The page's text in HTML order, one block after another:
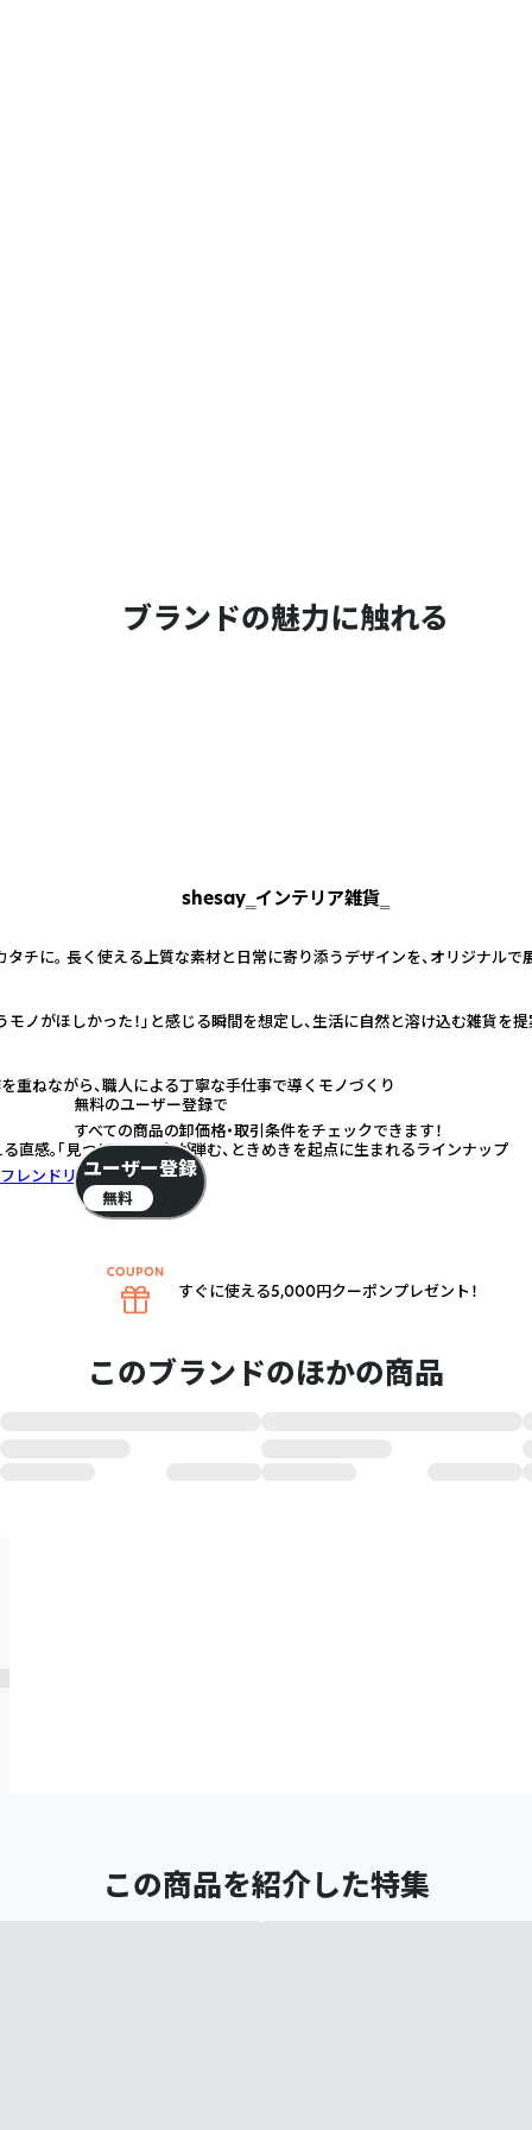
ブランドの魅力に触れる
shesay‗インテリア雑貨‗
チに。 長く使える上質な素材と日常に寄り添うデザインを、オリジナルで
モノがほしかった！」と感じる瞬間を想定し、生活に自然と溶け込む雑貨を
重ねながら、職人による丁寧な手仕事で導くモノづくり
直感。「見つけた！」と心が弾む、ときめきを起点に生まれるラインナップ
レンドリー
このブランドのほかの商品
この商品を紹介した特集
無料のユーザー登録で
すべての商品の卸価格・取引条件をチェックできます！
ユーザー登録
無料
すぐに使える5,000円クーポンプレゼント！